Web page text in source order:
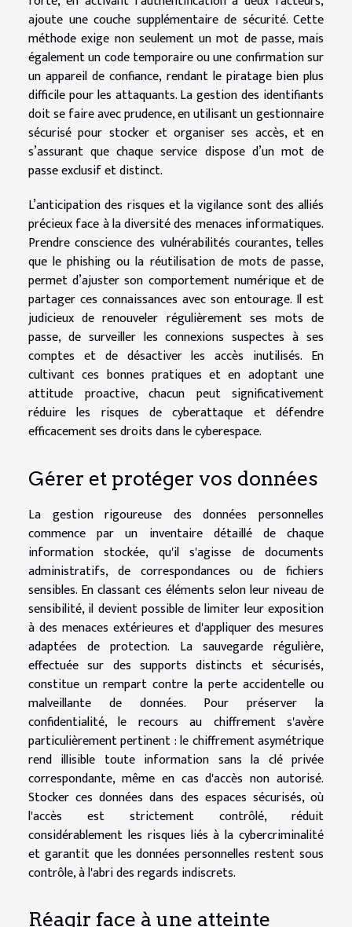
ajoute une couche supplémentaire de sécurité. Cette
méthode exige non seulement un mot de passe, mais
également un code temporaire ou une confirmation sur
un appareil de confiance, rendant le piratage bien plus
difficile pour les attaquants. La gestion des identifiants
doit se faire avec prudence, en utilisant un gestionnaire
sécurisé pour stocker et organiser ses accès, et en
s’assurant que chaque service dispose d’un mot de
passe exclusif et distinct.
L’anticipation des risques et la vigilance sont des alliés
précieux face à la diversité des menaces informatiques.
Prendre conscience des vulnérabilités courantes, telles
que le phishing ou la réutilisation de mots de passe,
permet d’ajuster son comportement numérique et de
partager ces connaissances avec son entourage. Il est
judicieux de renouveler régulièrement ses mots de
passe, de surveiller les connexions suspectes à ses
comptes et de désactiver les accès inutilisés. En
cultivant ces bonnes pratiques et en adoptant une
attitude proactive, chacun peut significativement
réduire les risques de cyberattaque et défendre
efficacement ses droits dans le cyberespace.
Gérer et protéger vos données
La gestion rigoureuse des données personnelles
commence par un inventaire détaillé de chaque
information stockée, qu'il s'agisse de documents
administratifs, de correspondances ou de fichiers
sensibles. En classant ces éléments selon leur niveau de
sensibilité, il devient possible de limiter leur exposition
à des menaces extérieures et d'appliquer des mesures
adaptées de protection. La sauvegarde régulière,
effectuée sur des supports distincts et sécurisés,
constitue un rempart contre la perte accidentelle ou
malveillante de données. Pour préserver la
confidentialité, le recours au chiffrement s'avère
particulièrement pertinent : le chiffrement asymétrique
rend illisible toute information sans la clé privée
correspondante, même en cas d'accès non autorisé.
Stocker ces données dans des espaces sécurisés, où
l'accès est strictement contrôlé, réduit
considérablement les risques liés à la cybercriminalité
et garantit que les données personnelles restent sous
contrôle, à l'abri des regards indiscrets.
Réagir face à une atteinte